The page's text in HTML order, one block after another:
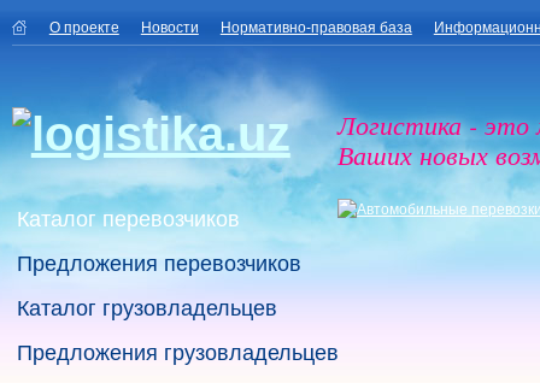
О проекте Новости Нормативно-правовая база
Логистика - это
Ваших новых
Каталог перевозчиков
Предложения перевозчиков
Каталог грузовладельцев
Предложения грузовладельцев